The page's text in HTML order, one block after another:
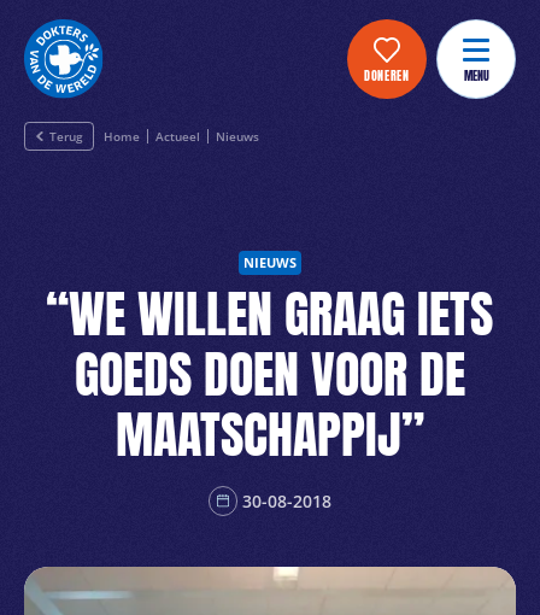
DONEREN MENU
Terug Home Actueel Nieuws
NIEUWS
“WE WILLEN GRAAG IETS
GOEDS DOEN VOOR DE
MAATSCHAPPIJ”
30-08-2018